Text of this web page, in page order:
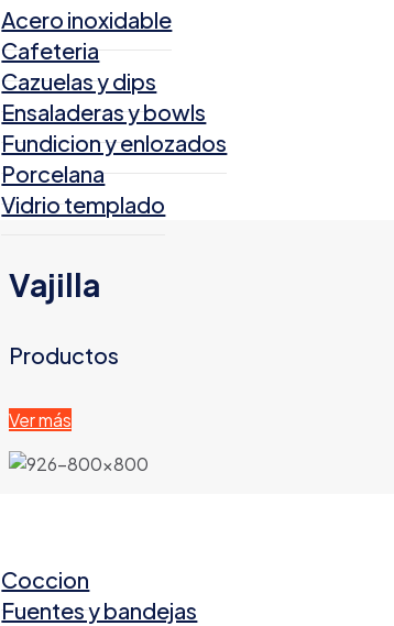
Acero inoxidable
Cafeteria
Cazuelas y dips
Ensaladeras y bowls
Fundicion y enlozados
Porcelana
Vidrio templado
Vajilla
Productos
Ver más
Coccion
Fuentes y bandejas